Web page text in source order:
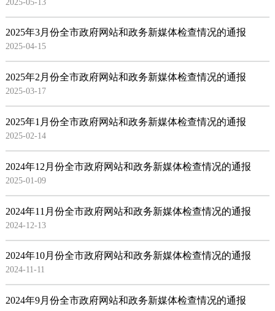
2025-05-13
2025年3月份全市政府网站和政务新媒体检查情况的通报
2025-04-15
2025年2月份全市政府网站和政务新媒体检查情况的通报
2025-03-17
2025年1月份全市政府网站和政务新媒体检查情况的通报
2025-02-14
2024年12月份全市政府网站和政务新媒体检查情况的通报
2025-01-09
2024年11月份全市政府网站和政务新媒体检查情况的通报
2024-12-13
2024年10月份全市政府网站和政务新媒体检查情况的通报
2024-11-11
2024年9月份全市政府网站和政务新媒体检查情况的通报